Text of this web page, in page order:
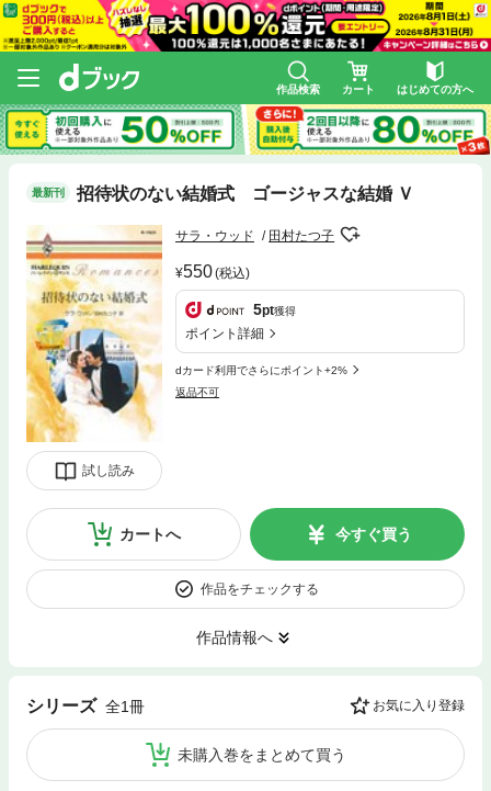
作品検索 カート はじめての方へ
最新刊 招待状のない結婚式 ゴージャスな結婚 Ｖ
試し読み
サラ・ウッド 田村たつ子
550(税込)
5pt獲得
ポイント詳細
dカード利用でさらにポイント+2%
返品不可
カートへ 今すぐ買う
作品をチェックする
作品情報へ
シリーズ 全1冊 お気に入り登録
未購入巻をまとめて買う